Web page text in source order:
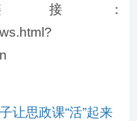
接：
让思政课“活”起来